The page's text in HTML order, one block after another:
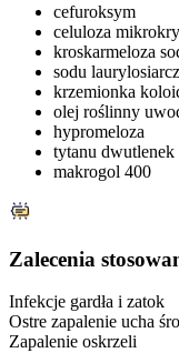
cefuroksym
celuloza
kroskarmeloza
sodu
krzemionka
olej roślinny
hypromeloza
tytanu dwutlenek
makrogol 400
Zalecenia
Infekcje gardła i zatok
Ostre zapalenie ucha
Zapalenie oskrzeli